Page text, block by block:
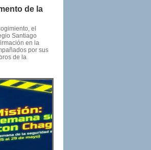
de la
el
Santiago
en la
por sus
de la